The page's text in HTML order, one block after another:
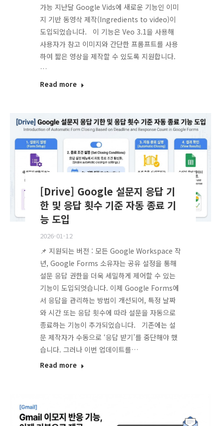
가능 지난달 Google Vids에 새로운 기능인 이미
지 기반 동영삭 제작(Ingredients to video)이
도입되었습니다. 이 기능은 Veo 3.1을 사용해
사용자가 참고 이미지와 간단한 프롬프트를 사용
하여 짧은 영상을 제작할 수 있도록 지원합니다.
…
Read more
[Drive] Google 설문지 응답 기
한 및 응답 횟수 기준 자동 종료 기
능 도입
2026-01-12
📌 지원되는 버전 : 모든 Google Workspace 작
년, Google Forms 소유자는 공유 설정을 통해
설문 응답 권한을 더욱 세밀하게 제어할 수 있는
기능이 도입되엇습니다. 이제 Google Forms에
서 응답을 관리하는 방법이 개선되어, 특정 날짜
와 시간 또는 응답 횟수에 따라 설문을 자동으로
종료하는 기능이 추가되었습니다. 기존에는 설
문 제작자가 수동으로 ‘응답 받기’를 중단해야 했
습니다. 그러나 이번 업데이트를…
Read more